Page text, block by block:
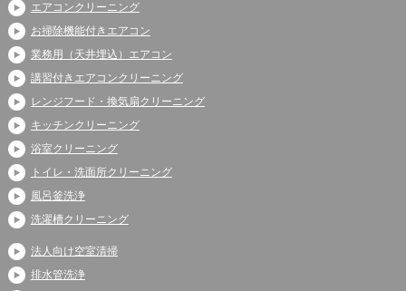
エアコンクリーニング
お掃除機能付きエアコン
業務用（天井埋込）エアコン
講習付きエアコンクリーニング
レンジフード・換気扇クリーニング
キッチンクリーニング
浴室クリーニング
トイレ・洗面所クリーニング
風呂釜洗浄
洗濯槽クリーニング
法人向け空室清掃
排水管洗浄